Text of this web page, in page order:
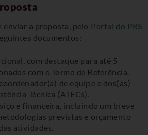
a proposta, pelo Portal do PRS
documentos:
com destaque para até 5
com o Termo de Referência.
de equipe e dos(as)
Técnica (ATECs).
e financeira, incluindo um breve
previstas e orçamento
atividades.